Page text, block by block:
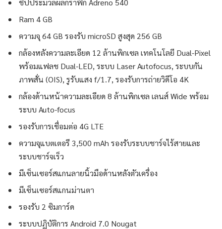
ชิปประมวลผลกราฟิก Adreno 540
Ram 4 GB
ความจุ 64 GB รองรับ microSD สูงสุด 256 GB
กล้องหลังความละเอียด 12 ล้านพิกเซล เทคโนโลยี Dual-Pixel
พร้อมแฟลช Dual-LED, ระบบ Laser Autofocus, ระบบกัน
ภาพสั่น (OIS), รูรับแสง f/1.7, รองรับการถ่ายวิดีโอ 4K
กล้องด้านหน้าความละเอียด 8 ล้านพิกเซล เลนส์ Wide พร้อม
ระบบ Auto-focus
รองรับการเชื่อมต่อ 4G LTE
ความจุแบตเตอรี 3,500 mAh รองรับระบบชาร์จไร้สายและ
ระบบชาร์จเร็ว
มีเซ็นเซอร์สแกนลายนิ้วมือด้านหลังตัวเครื่อง
มีเซ็นเซอร์สแกนม่านตา
รองรับ 2 ซิมการ์ด
ระบบปฏิบัติการ Android 7.0 Nougat